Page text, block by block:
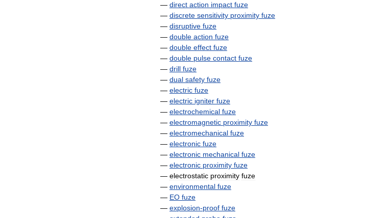
— direct action impact fuze
— discrete sensitivity proximity fuze
— disruptive fuze
— double action fuze
— double effect fuze
— double pulse contact fuze
— drill fuze
— dual safety fuze
— electric fuze
— electric igniter fuze
— electrochemical fuze
— electromagnetic proximity fuze
— electromechanical fuze
— electronic fuze
— electronic mechanical fuze
— electronic proximity fuze
— electrostatic proximity fuze
— environmental fuze
— EO fuze
— explosion-proof fuze